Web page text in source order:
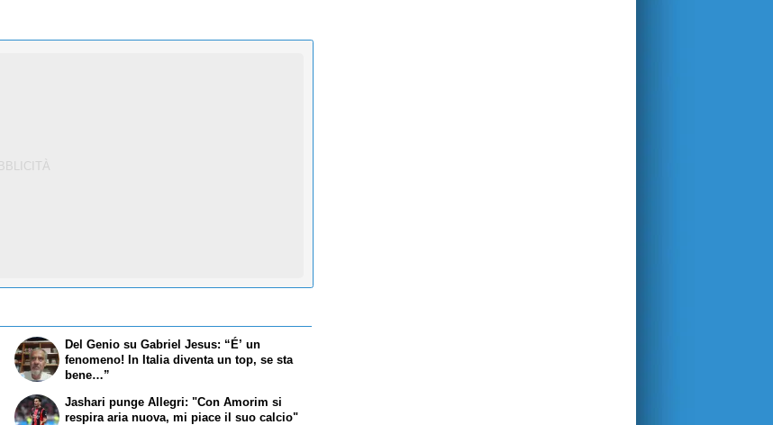
Del Genio su Gabriel Jesus: “É’ un
fenomeno! In Italia diventa un top, se sta
bene…”
Jashari punge Allegri: "Con Amorim si
respira aria nuova, mi piace il suo calcio"